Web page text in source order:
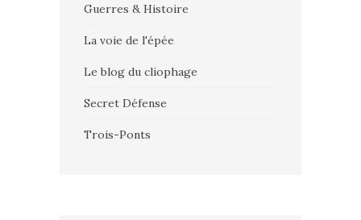
Guerres & Histoire
La voie de l'épée
Le blog du cliophage
Secret Défense
Trois-Ponts